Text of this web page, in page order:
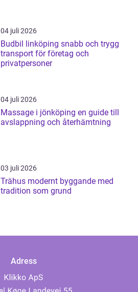
04 juli 2026
Budbil linköping snabb och trygg
transport för företag och
privatpersoner
04 juli 2026
Massage i jönköping en guide till
avslappning och återhämtning
03 juli 2026
Trähus modernt byggande med
tradition som grund
Adress